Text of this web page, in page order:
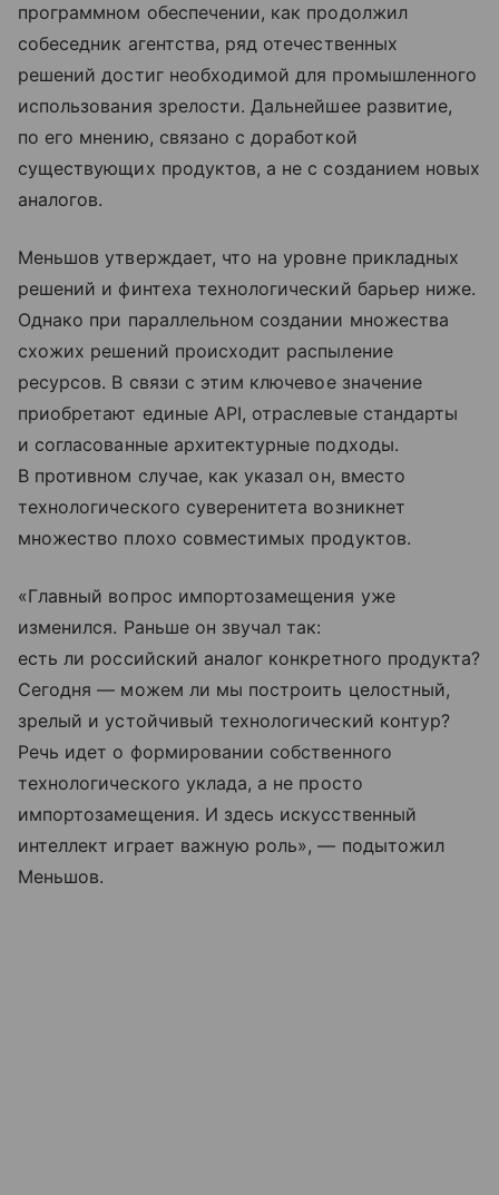
программном обеспечении, как продолжил
собеседник агентства, ряд отечественных
решений достиг необходимой для промышленного
использования зрелости. Дальнейшее развитие,
по его мнению, связано с доработкой
существующих продуктов, а не с созданием новых
аналогов.
Меньшов утверждает, что на уровне прикладных
решений и финтеха технологический барьер ниже.
Однако при параллельном создании множества
схожих решений происходит распыление
ресурсов. В связи с этим ключевое значение
приобретают единые API, отраслевые стандарты
и согласованные архитектурные подходы.
В противном случае, как указал он, вместо
технологического суверенитета возникнет
множество плохо совместимых продуктов.
«Главный вопрос импортозамещения уже
изменился. Раньше он звучал так:
есть ли российский аналог конкретного продукта?
Сегодня — можем ли мы построить целостный,
зрелый и устойчивый технологический контур?
Речь идет о формировании собственного
технологического уклада, а не просто
импортозамещения. И здесь искусственный
интеллект играет важную роль», — подытожил
Меньшов.